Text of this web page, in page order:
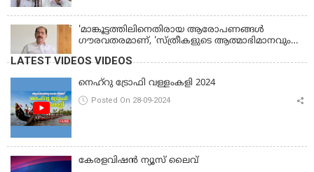
'മാങ്കൂട്ടത്തിലിനെതിരായ ആരോപണങ്ങള്‍
ഗൗരവതരമാണ്, 'സ്ത്രീകളുടെ ആത്മാഭിമാനവും
LATEST VIDEOS VIDEOS
നെഹ്‌റു ട്രോഫി വള്ളംകളി 2024
Posted On 28-09-2024
കേരളവിഷൻ ന്യൂസ് ലൈവ്